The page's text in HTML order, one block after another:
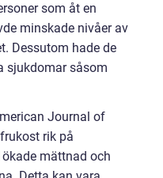
som åt en
minskade nivåer av
Dessutom hade de
sjukdomar såsom
Journal of
rik på
mättnad och